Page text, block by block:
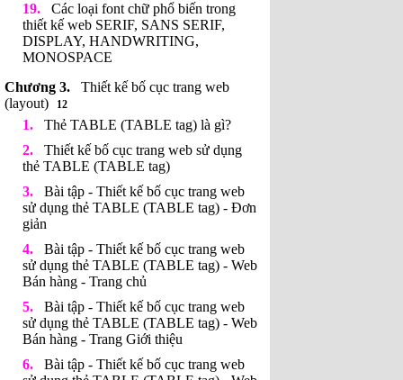
Các loại font chữ phổ biến trong
thiết kế web SERIF, SANS SERIF,
DISPLAY, HANDWRITING,
MONOSPACE
Thiết kế bố cục trang web
(layout)
12
Thẻ TABLE (TABLE tag) là gì?
Thiết kế bố cục trang web sử dụng
thẻ TABLE (TABLE tag)
Bài tập - Thiết kế bố cục trang web
sử dụng thẻ TABLE (TABLE tag) - Đơn
giản
Bài tập - Thiết kế bố cục trang web
sử dụng thẻ TABLE (TABLE tag) - Web
Bán hàng - Trang chủ
Bài tập - Thiết kế bố cục trang web
sử dụng thẻ TABLE (TABLE tag) - Web
Bán hàng - Trang Giới thiệu
Bài tập - Thiết kế bố cục trang web